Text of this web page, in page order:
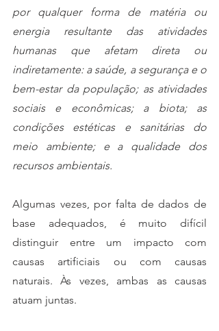
por qualquer forma de matéria ou
energia resultante das atividades
humanas que afetam direta ou
indiretamente: a saúde, a segurança e o
bem-estar da população; as atividades
sociais e econômicas; a biota; as
condições estéticas e sanitárias do
meio ambiente; e a qualidade dos
recursos ambientais.
Algumas vezes, por falta de dados de
base adequados, é muito difícil
distinguir entre um impacto com
causas artificiais ou com causas
naturais. Às vezes, ambas as causas
atuam juntas.